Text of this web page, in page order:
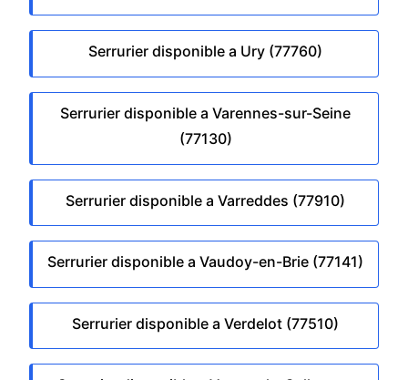
Serrurier disponible a Ury (77760)
Serrurier disponible a Varennes-sur-Seine
(77130)
Serrurier disponible a Varreddes (77910)
Serrurier disponible a Vaudoy-en-Brie (77141)
Serrurier disponible a Verdelot (77510)